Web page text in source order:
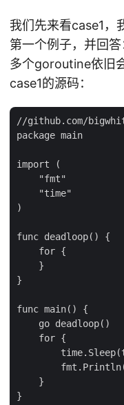
我们先来看case1，
第一个例子，并回
多个goroutine依旧
case1的源码：
//github.com/
package main
import (
    "fmt"
    "time"
)
func deadloop() {
    for {
    }
}
func main() {
    go deadloop()
    for {
    }